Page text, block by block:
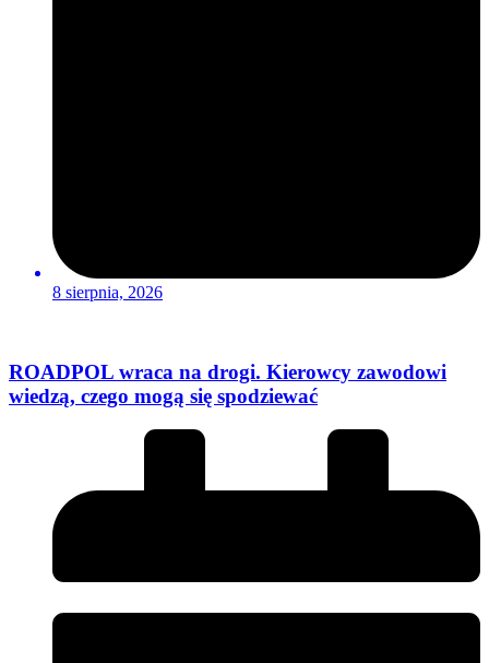
8 sierpnia, 2026
ROADPOL wraca na drogi. Kierowcy zawodowi
wiedzą, czego mogą się spodziewać